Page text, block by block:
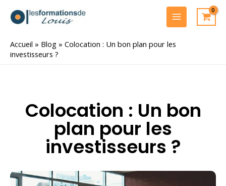
MAIN
MENU
Accueil » Blog » Colocation : Un bon plan pour les
investisseurs ?
Colocation : Un bon
plan pour les
investisseurs ?